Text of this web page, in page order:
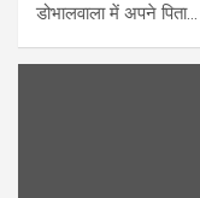
डोभालवाला में अपने पिता…